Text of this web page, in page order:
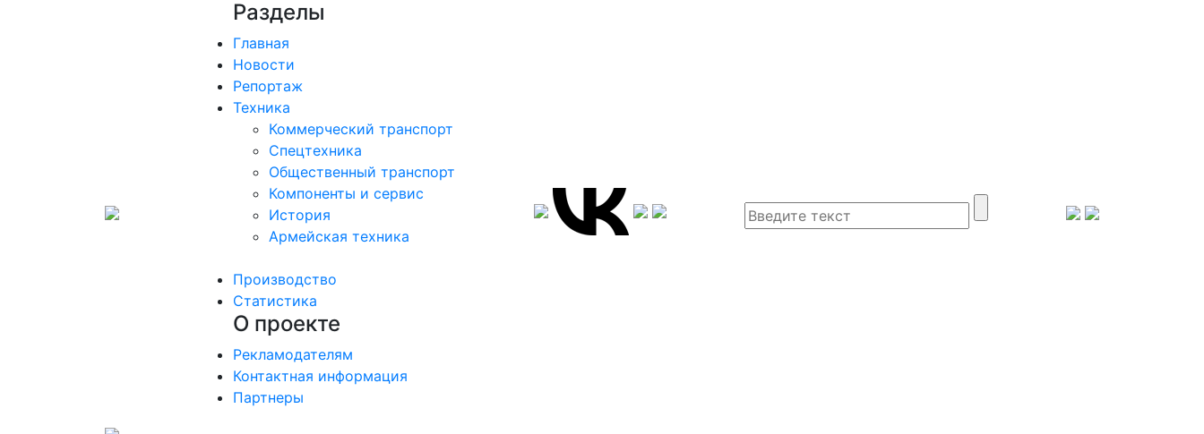
Разделы
Главная
Новости
Репортаж
Техника
Коммерческий транспорт
Спецтехника
Общественный транспорт
Компоненты и сервис
История
Армейская техника
Производство
Статистика
О проекте
Рекламодателям
Контактная информация
Партнеры